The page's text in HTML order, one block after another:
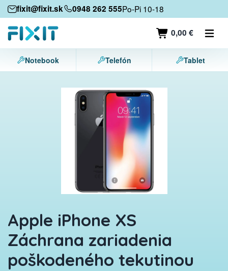
fixit@fixit.sk 0948 262 555Po-Pi 10-18
0,00 €
Mobilné zariadenia
Mobilné telefóny
Tablety
Notebook Telefón Tablet
Apple iPhone XS
Záchrana zariadenia
poškodeného tekutinou